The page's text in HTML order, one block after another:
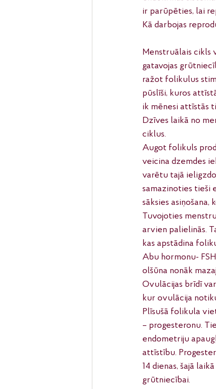
ir parūpēties, lai
Kā darbojas
Menstruālais cikls
gatavojas
ražot folikulus
pūslīši, kuros
ik mēnesi attīstās
Dzīves laikā no
ciklus.
Augot folikuls
veicina dzemdes
varētu tajā
samazinoties tieši
sāksies asiņošana,
Tuvojoties
arvien palielinās.
kas apstādina
Abu hormonu-
olšūna nonāk
Ovulācijas brīdī
kur ovulācija
Plīsušā folikula
– progesteronu.
endometriju
attīstību.
14 dienas, šajā
grūtniecībai.